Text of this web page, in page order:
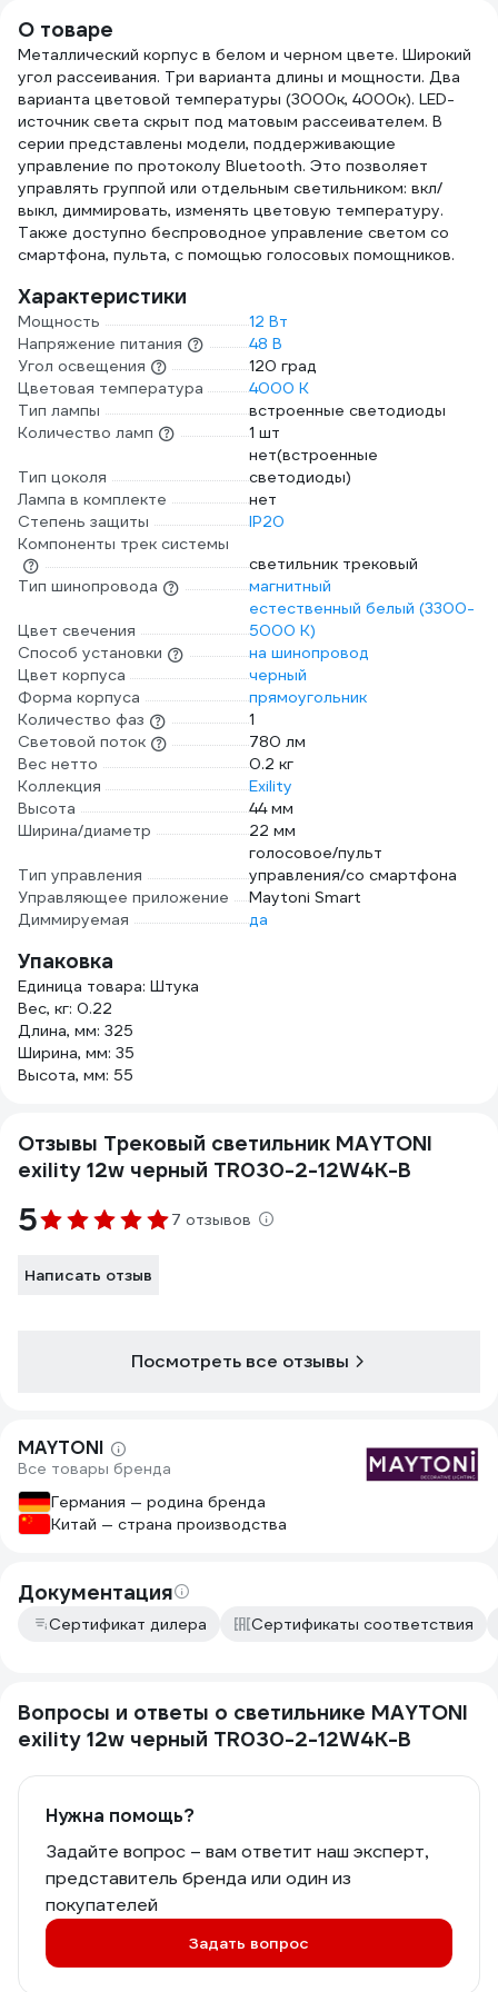
О товаре
Металлический корпус в белом и черном цвете. Широкий
угол рассеивания. Три варианта длины и мощности. Два
варианта цветовой температуры (3000к, 4000к). LED-
источник света скрыт под матовым рассеивателем. В
серии представлены модели, поддерживающие
управление по протоколу Bluetooth. Это позволяет
управлять группой или отдельным светильником: вкл/
выкл, диммировать, изменять цветовую температуру.
Также доступно беспроводное управление светом со
смартфона, пульта, с помощью голосовых помощников.
Характеристики
Мощность
12 Вт
Напряжение питания
48 В
Угол освещения
120 град
Цветовая температура
4000 К
Тип лампы
встроенные светодиоды
Количество ламп
1 шт
Тип цоколя
нет(встроенные
светодиоды)
Лампа в комплекте
нет
Степень защиты
IP20
Компоненты трек системы
светильник трековый
Тип шинопровода
магнитный
Цвет свечения
естественный белый (3300-
5000 К)
Способ установки
на шинопровод
Цвет корпуса
черный
Форма корпуса
прямоугольник
Количество фаз
1
Световой поток
780 лм
Вес нетто
0.2 кг
Коллекция
Exility
Высота
44 мм
Ширина/диаметр
22 мм
Тип управления
голосовое/пульт
управления/со смартфона
Управляющее приложение
Maytoni Smart
Диммируемая
да
Упаковка
Единица товара: Штука
Вес, кг: 0.22
Длина, мм: 325
Ширина, мм: 35
Высота, мм: 55
Отзывы Трековый светильник MAYTONI
exility 12w черный TR030-2-12W4K-B
5 7 отзывов
Написать отзыв
Посмотреть все отзывы
MAYTONI
Все товары бренда
Германия — родина бренда
Китай — страна производства
Документация
Сертификат дилера Сертификаты соответствия
Вопросы и ответы о светильнике MAYTONI
exility 12w черный TR030-2-12W4K-B
Нужна помощь?
Задайте вопрос – вам ответит наш эксперт,
представитель бренда или один из
покупателей
Задать вопрос